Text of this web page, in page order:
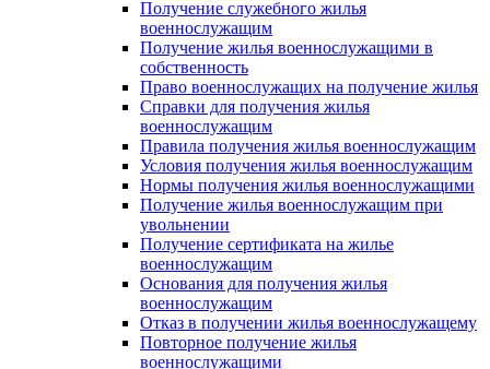
Получение служебного жилья
военнослужащим
Получение жилья военнослужащими в
собственность
Право военнослужащих на получение жилья
Справки для получения жилья
военнослужащим
Правила получения жилья военнослужащим
Условия получения жилья военнослужащим
Нормы получения жилья военнослужащими
Получение жилья военнослужащим при
увольнении
Получение сертификата на жилье
военнослужащим
Основания для получения жилья
военнослужащим
Отказ в получении жилья военнослужащему
Повторное получение жилья
военнослужащими